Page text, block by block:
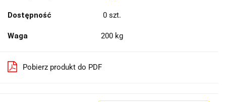
Dostępność 0 szt.
Waga 200 kg
Pobierz produkt do PDF